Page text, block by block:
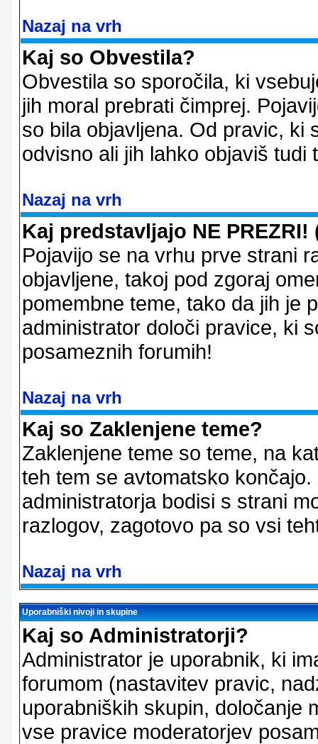
Nazaj na vrh
Kaj so Obvestila?
Obvestila so sporočila, ki
jih moral prebrati čimprej.
so bila objavljena. Od pravic, ki
odvisno ali jih lahko objaviš
Nazaj na vrh
Kaj predstavljajo NE
Pojavijo se na vrhu prve strani
objavljene, takoj pod zgoraj
pomembne teme, tako da jih je
administrator določi pravice, ki
posameznih forumih!
Nazaj na vrh
Kaj so Zaklenjene teme?
Zaklenjene teme so teme, na
teh tem se avtomatsko
administratorja bodisi s strani
razlogov, zagotovo pa so vsi
Nazaj na vrh
Uporabniški nivoji in skupine
Kaj so Administratorji?
Administrator je uporabnik, ki
forumom (nastavitev pravic,
uporabniških skupin, določanje
vse pravice moderatorjev